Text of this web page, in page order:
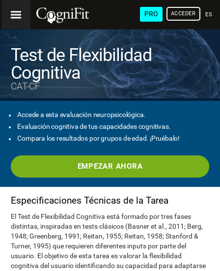
PRO ACCEDER
Test de Flexibilidad
Cognitiva
CAT-CF
Accede a esta evaluación neuropsicológica.
Evaluación cognitiva de tus capacidades cognitivas.
Compara los resultados por grupos de edad. ¡Pruébalo!
EMPEZAR AHORA
Especificaciones Técnicas de la Tarea
El Test de Flexibilidad Cognitiva está formado por tres fases
distintas, inspiradas en tests clásicos (Basner et al., 2011; Berg,
1948; Greenberg, 1991; Reitan, 1955; Reitan, 1958; Stanford &
Turner, 1995) que requieren diferentes inputs por parte del
usuario. El objetivo de esta tarea es valorar la flexibilidad
cognitiva del usuario identificando su capacidad para adaptarse